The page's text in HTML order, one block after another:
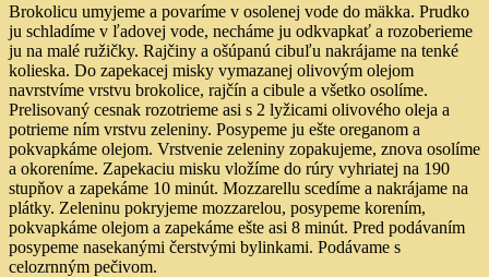
Brokolicu umyjeme a povaríme v osolenej vode do mäkka. Prudko
ju schladíme v ľadovej vode, necháme ju odkvapkať a rozoberieme
ju na malé ružičky. Rajčiny a ošúpanú cibuľu nakrájame na tenké
kolieska. Do zapekacej misky vymazanej olivovým olejom
navrstvíme vrstvu brokolice, rajčín a cibule a všetko osolíme.
Prelisovaný cesnak rozotrieme asi s 2 lyžicami olivového oleja a
potrieme ním vrstvu zeleniny. Posypeme ju ešte oreganom a
pokvapkáme olejom. Vrstvenie zeleniny zopakujeme, znova osolíme
a okoreníme. Zapekaciu misku vložíme do rúry vyhriatej na 190
stupňov a zapekáme 10 minút. Mozzarellu scedíme a nakrájame na
plátky. Zeleninu pokryjeme mozzarelou, posypeme korením,
pokvapkáme olejom a zapekáme ešte asi 8 minút. Pred podávaním
posypeme nasekanými čerstvými bylinkami. Podávame s
celozrnným pečivom.